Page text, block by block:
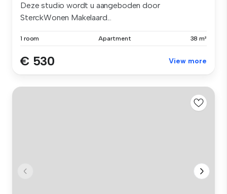
Deze studio wordt u aangeboden door
SterckWonen Makelaard...
1 room Apartment 38 m²
€ 530 View more